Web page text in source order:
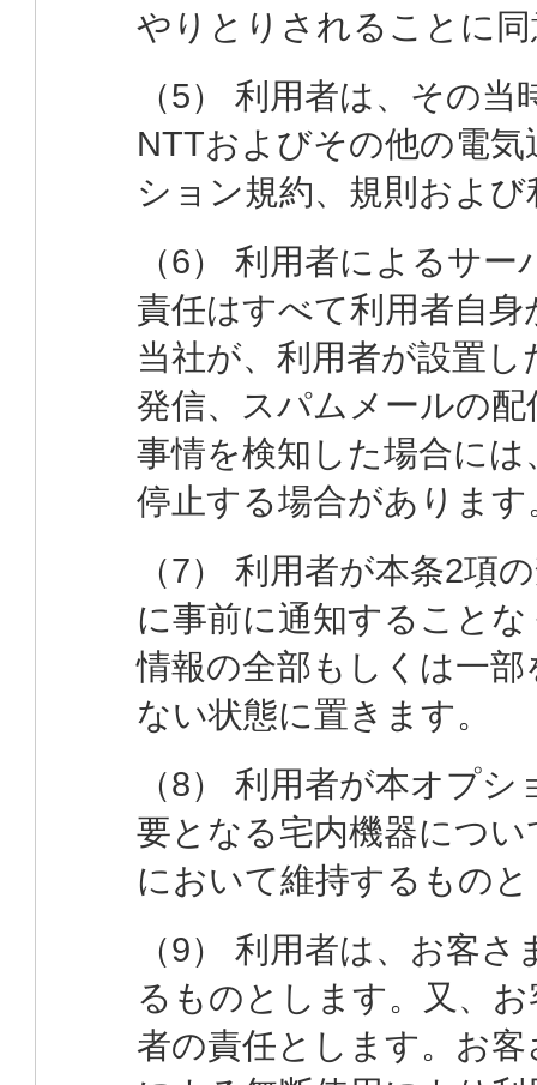
やりとりされることに
（5） 利用者は、その
NTTおよびその他の電
ション規約、規則およ
（6） 利用者によるサ
責任はすべて利用者自
当社が、利用者が設置
発信、スパムメールの
事情を検知した場合に
停止する場合があります
（7） 利用者が本条2項
に事前に通知すること
情報の全部もしくは一
ない状態に置きます。
（8） 利用者が本オプ
要となる宅内機器につ
において維持するもの
（9） 利用者は、お客
るものとします。又、
者の責任とします。お